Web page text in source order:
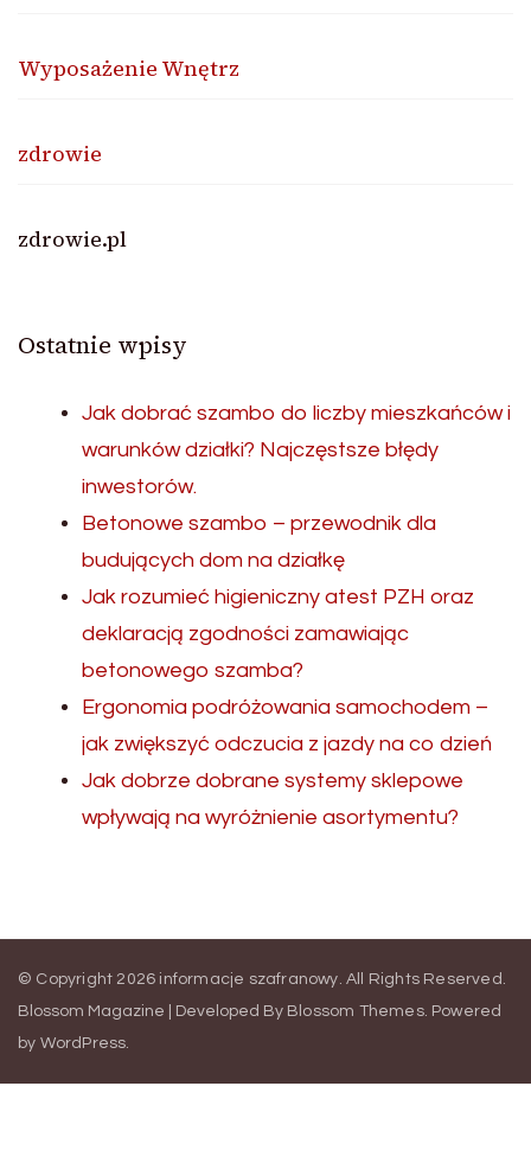
Wyposażenie Wnętrz
zdrowie
zdrowie.pl
Ostatnie wpisy
Jak dobrać szambo do liczby mieszkańców i
warunków działki? Najczęstsze błędy
inwestorów.
Betonowe szambo – przewodnik dla
budujących dom na działkę
Jak rozumieć higieniczny atest PZH oraz
deklaracją zgodności zamawiając
betonowego szamba?
Ergonomia podróżowania samochodem –
jak zwiększyć odczucia z jazdy na co dzień
Jak dobrze dobrane systemy sklepowe
wpływają na wyróżnienie asortymentu?
© Copyright 2026 informacje szafranowy. All Rights Reserved.
Blossom Magazine | Developed By Blossom Themes. Powered
by WordPress.